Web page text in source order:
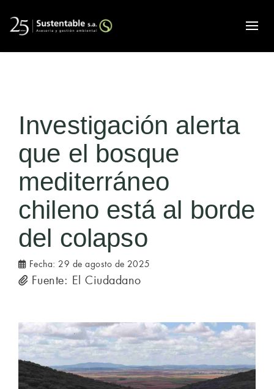
Investigación alerta
que el bosque
mediterráneo
chileno está al borde
del colapso
Fecha: 29 de agosto de 2025
Fuente: El Ciudadano